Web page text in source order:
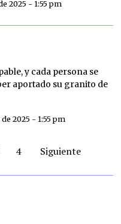
2025 - 1:55 pm
y cada persona se
aportado su granito de
2025 - 1:55 pm
4 Siguiente